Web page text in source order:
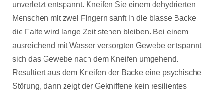
unverletzt entspannt. Kneifen Sie einem dehydrierten
Menschen mit zwei Fingern sanft in die blasse Backe,
die Falte wird lange Zeit stehen bleiben. Bei einem
ausreichend mit Wasser versorgten Gewebe entspannt
sich das Gewebe nach dem Kneifen umgehend.
Resultiert aus dem Kneifen der Backe eine psychische
Störung, dann zeigt der Gekniffene kein resilientes